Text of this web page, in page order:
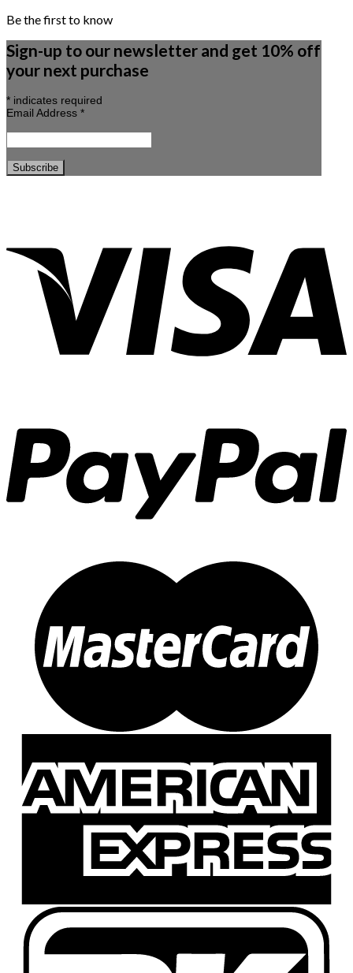
Be the first to know
Sign-up to our newsletter and get 10% off
your next purchase
* indicates required
Email Address *